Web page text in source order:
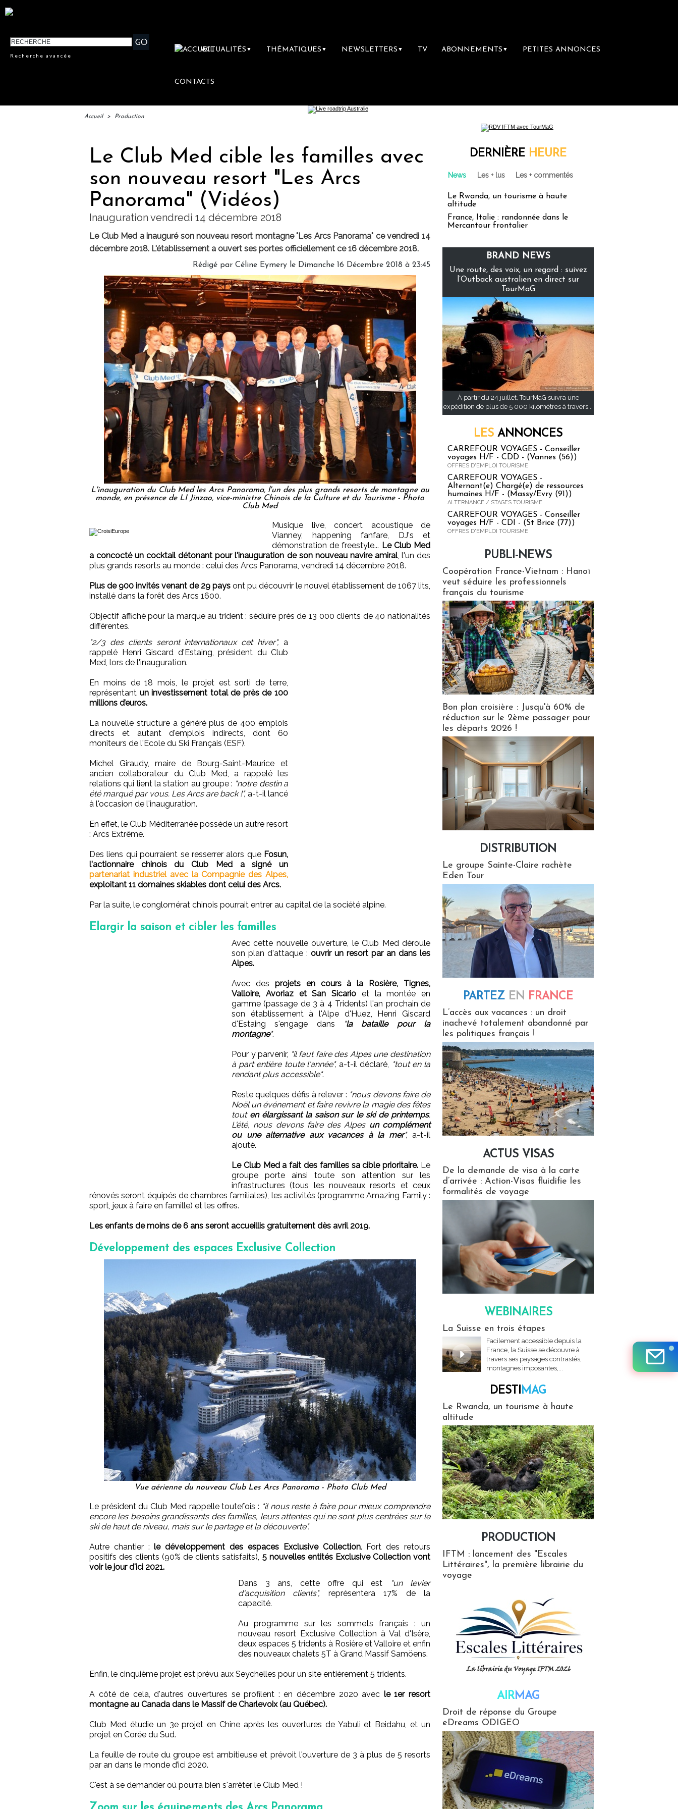
Recherche avancée
ACTUALITÉS ▼ THÉMATIQUES ▼ NEWSLETTERS ▼ TV ABONNEMENTS ▼ PETITES ANNONCES
CONTACTS
Accueil > Production
Le Club Med cible les familles avec
son nouveau resort "Les Arcs
Panorama" (Vidéos)
Inauguration vendredi 14 décembre 2018
Le Club Med a inauguré son nouveau resort montagne "Les Arcs Panorama" ce vendredi 14
décembre 2018. L'établissement a ouvert ses portes officiellement ce 16 décembre 2018.
Rédigé par Céline Eymery le Dimanche 16 Décembre 2018 à 23:45
L'inauguration du Club Med les Arcs Panorama, l'un des plus grands resorts de montagne au
monde, en présence de LI Jinzao, vice-ministre Chinois de la Culture et du Tourisme - Photo
Club Med
Musique live, concert acoustique de
Vianney, happening fanfare, DJ's et
démonstration de freestyle... Le Club Med
a concocté un cocktail détonant pour l'inauguration de son nouveau navire amiral, l'un des
plus grands resorts au monde : celui des Arcs Panorama, vendredi 14 décembre 2018.
Plus de 900 invités venant de 29 pays ont pu découvrir le nouvel établissement de 1067 lits,
installé dans la forêt des Arcs 1600.
Objectif affiché pour la marque au trident : séduire près de 13 000 clients de 40 nationalités
différentes.
"2/3 des clients seront internationaux cet hiver", a
rappelé Henri Giscard d'Estaing, président du Club
Med, lors de l'inauguration.
En moins de 18 mois, le projet est sorti de terre,
représentant un investissement total de près de 100
millions d’euros.
La nouvelle structure a généré plus de 400 emplois
directs et autant d'emplois indirects, dont 60
moniteurs de l'Ecole du Ski Français (ESF).
Michel Giraudy, maire de Bourg-Saint-Maurice et
ancien collaborateur du Club Med, a rappelé les
relations qui lient la station au groupe : "notre destin a
été marqué par vous. Les Arcs are back !", a-t-il lancé
à l'occasion de l'inauguration.
En effet, le Club Méditerranée possède un autre resort
: Arcs Extrême.
Des liens qui pourraient se resserrer alors que Fosun,
l'actionnaire chinois du Club Med a signé un
partenariat industriel avec la Compagnie des Alpes,
exploitant 11 domaines skiables dont celui des Arcs.
Par la suite, le conglomérat chinois pourrait entrer au capital de la société alpine.
Elargir la saison et cibler les familles
Avec cette nouvelle ouverture, le Club Med déroule
son plan d'attaque : ouvrir un resort par an dans les
Alpes.
Avec des projets en cours à la Rosière, Tignes,
Valloire, Avoriaz et San Sicario et la montée en
gamme (passage de 3 à 4 Tridents) l'an prochain de
son établissement à l'Alpe d'Huez, Henri Giscard
d'Estaing s'engage dans
"la bataille pour la
montagne".
Pour y parvenir, "il faut faire des Alpes une destination
à part entière toute l'année",a-t-il déclaré, "tout en la
rendant plus accessible".
Reste quelques défis à relever : "nous devons faire de
Noël un événement et faire revivre la magie des fêtes
tout en élargissant la saison sur le ski de printemps.
L'été, nous devons faire des Alpes un complément
ou une alternative aux vacances à la mer",a-t-il
ajouté.
Le Club Med a fait des familles sa cible prioritaire. Le
groupe porte ainsi toute son attention sur les
infrastructures (tous les nouveaux resorts et ceux
rénovés seront équipés de chambres familiales), les activités (programme Amazing Family :
sport, jeux à faire en famille) et les offres.
Les enfants de moins de 6 ans seront accueillis gratuitement dès avril 2019.
Développement des espaces Exclusive Collection
Vue aérienne du nouveau Club Les Arcs Panorama - Photo Club Med
Le président du Club Med rappelle toutefois : "il nous reste à faire pour mieux comprendre
encore les besoins grandissants des familles, leurs attentes qui ne sont plus centrées sur le
ski de haut de niveau, mais sur le partage et la découverte".
Autre chantier :le développement des espaces Exclusive Collection. Fort des retours
positifs des clients (90% de clients satisfaits), 5 nouvelles entités Exclusive Collection vont
voir le jour d'ici 2021.
Dans 3 ans, cette offre qui est
"un levier
d'acquisition clients", représentera 17% de la
capacité.
Au programme sur les sommets français : un
nouveau resort Exclusive Collection à Val d'Isère,
deux espaces 5 tridents à Rosière et Valloire et enfin
des nouveaux chalets 5T à Grand Massif Samöens.
Enfin, le cinquième projet est prévu aux Seychelles pour un site entièrement 5 tridents.
A côté de cela, d'autres ouvertures se profilent : en décembre 2020 avec le 1er resort
montagne au Canada dans le Massif de Charlevoix (au Québec).
Club Med étudie un 3e projet en Chine après les ouvertures de Yabuli et Beidahu, et un
projet en Corée du Sud.
La feuille de route du groupe est ambitieuse et prévoit l'ouverture de 3 à plus de 5 resorts
par an dans le monde d’ici 2020.
C'est à se demander où pourra bien s'arrêter le Club Med !
DERNIÈRE HEURE
News Les + lus Les + commentés
Le Rwanda, un tourisme à haute
altitude
France, Italie : randonnée dans le
Mercantour frontalier
BRAND NEWS
Une route, des voix, un regard : suivez
l’Outback australien en direct sur
TourMaG
À partir du 24 juillet, TourMaG suivra une
expédition de plus de 5 000 kilomètres à travers...
LES ANNONCES
CARREFOUR VOYAGES - Conseiller
voyages H/F - CDD - (Vannes (56))
OFFRES D'EMPLOI TOURISME
CARREFOUR VOYAGES -
Alternant(e) Chargé(e) de ressources
humaines H/F - (Massy/Evry (91))
ALTERNANCE / STAGES TOURISME
CARREFOUR VOYAGES - Conseiller
voyages H/F - CDI - (St Brice (77))
OFFRES D'EMPLOI TOURISME
PUBLI-NEWS
Coopération France-Vietnam : Hanoï
veut séduire les professionnels
français du tourisme
Bon plan croisière : Jusqu'à 60% de
réduction sur le 2ème passager pour
les départs 2026 !
DISTRIBUTION
Le groupe Sainte-Claire rachète
Eden Tour
PARTEZ EN FRANCE
L’accès aux vacances : un droit
inachevé totalement abandonné par
les politiques français !
ACTUS VISAS
De la demande de visa à la carte
d’arrivée : Action-Visas fluidifie les
formalités de voyage
WEBINAIRES
La Suisse en trois étapes
Facilement accessible depuis la
France, la Suisse se découvre à
travers ses paysages contrastés,
montagnes imposantes,...
DESTIMAG
Le Rwanda, un tourisme à haute
altitude
PRODUCTION
IFTM : lancement des "Escales
Littéraires", la première librairie du
voyage
AIRMAG
Droit de réponse du Groupe
eDreams ODIGEO